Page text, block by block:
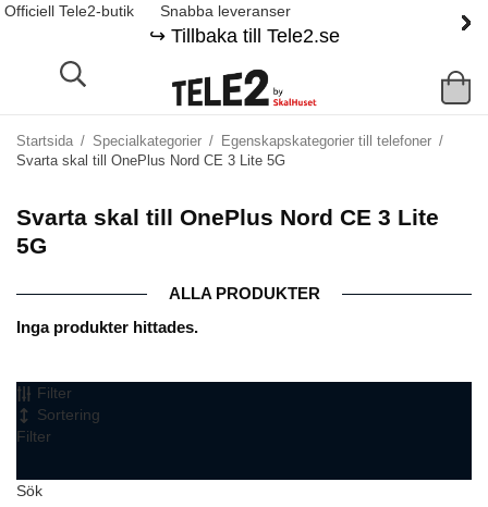
Officiell Tele2-butik Snabba leveranser
↪️ Tillbaka till Tele2.se
Startsida / Specialkategorier / Egenskapskategorier till telefoner /
Svarta skal till OnePlus Nord CE 3 Lite 5G
Svarta skal till OnePlus Nord CE 3 Lite
5G
ALLA PRODUKTER
Inga produkter hittades.
Filter
Sortering
Filter
Sök